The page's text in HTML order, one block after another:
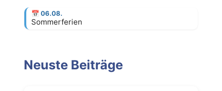
📅 06.08.
Sommerferien
Neuste Beiträge